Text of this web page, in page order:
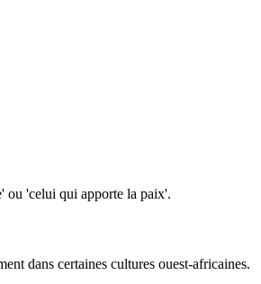
ou 'celui qui apporte la paix'.
dans certaines cultures ouest-africaines.